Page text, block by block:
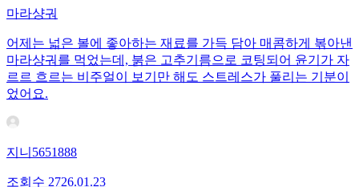
마라샹궈
어제는 넓은 볼에 좋아하는 재료를 가득 담아 매콤하게 볶아낸
마라샹궈를 먹었는데, 붉은 고추기름으로 코팅되어 윤기가 자
르르 흐르는 비주얼이 보기만 해도 스트레스가 풀리는 기분이
었어요.
지니5651888
조회수 2726.01.23